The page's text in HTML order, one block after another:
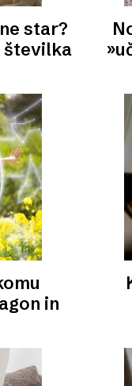
star?
številka
in